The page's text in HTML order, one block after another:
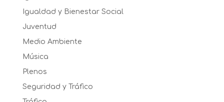
Igualdad y Bienestar Social
Juventud
Medio Ambiente
Música
Plenos
Seguridad y Tráfico